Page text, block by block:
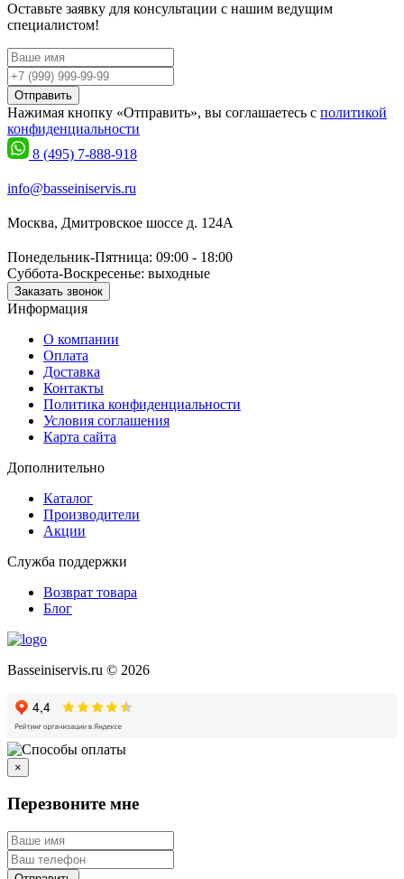
Оставьте заявку для консультации с нашим ведущим
специалистом!
Отправить
Нажимая кнопку «Отправить», вы соглашаетесь с политикой
конфиденциальности
8 (495) 7-888-918
info@basseiniservis.ru
Москва, Дмитровское шоссе д. 124А
Понедельник-Пятница: 09:00 - 18:00
Суббота-Воскресенье: выходные
Заказать звонок
Информация
О компании
Оплата
Доставка
Контакты
Политика конфиденциальности
Условия соглашения
Карта сайта
Дополнительно
Каталог
Производители
Акции
Служба поддержки
Возврат товара
Блог
Basseiniservis.ru © 2026
×
Перезвоните мне